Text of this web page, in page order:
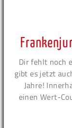
Dir fehlt noch
gibt es jetzt
Jahre!
einen Wert-